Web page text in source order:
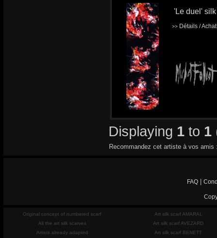
'Le duel'
>> Détails /
Displaying 1 to 1
Recommandez cet artiste à vos amis
FAQ|
Original concept of numbered scarf
All the art silk scarves
Artists already adapted
Art silk scarf AMARAL
Art silk scarf AVEZARD
Art silk scarf BENETT